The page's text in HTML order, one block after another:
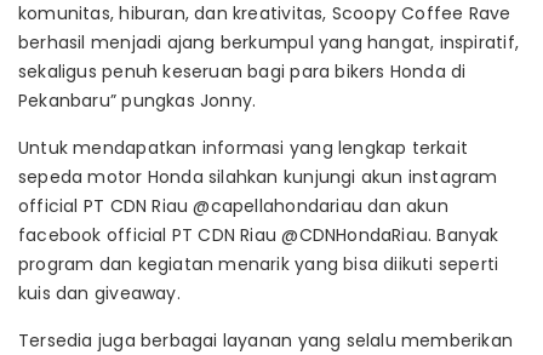
komunitas, hiburan, dan kreativitas, Scoopy Coffee Rave
berhasil menjadi ajang berkumpul yang hangat, inspiratif,
sekaligus penuh keseruan bagi para bikers Honda di
Pekanbaru” pungkas Jonny.
Untuk mendapatkan informasi yang lengkap terkait
sepeda motor Honda silahkan kunjungi akun instagram
official PT CDN Riau @capellahondariau dan akun
facebook official PT CDN Riau @CDNHondaRiau. Banyak
program dan kegiatan menarik yang bisa diikuti seperti
kuis dan giveaway.
Tersedia juga berbagai layanan yang selalu memberikan